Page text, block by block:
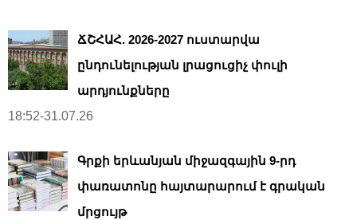
ՃՇՀԱՀ. 2026-2027 ուստարվա
ընդունելության լրացուցիչ փուլի
արդյունքները
18:52-31.07.26
Գրքի երևանյան միջազգային 9-րդ
փառատոնը հայտարարում է գրական
մրցույթ